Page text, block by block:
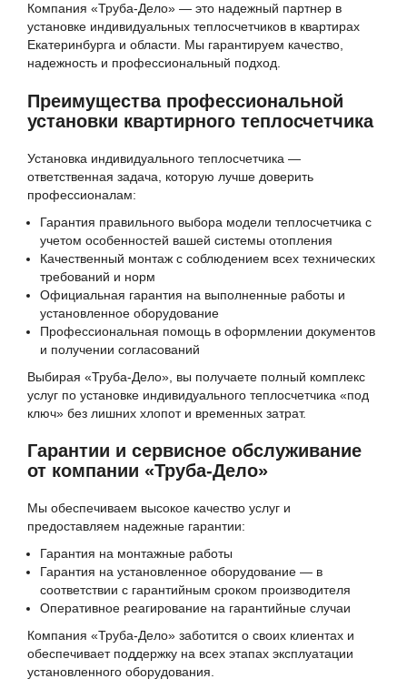
Компания «Труба-Дело» — это надежный партнер в
установке индивидуальных теплосчетчиков в квартирах
Екатеринбурга и области. Мы гарантируем качество,
надежность и профессиональный подход.
Преимущества профессиональной
установки квартирного теплосчетчика
Установка индивидуального теплосчетчика —
ответственная задача, которую лучше доверить
профессионалам:
Гарантия правильного выбора модели теплосчетчика с
учетом особенностей вашей системы отопления
Качественный монтаж с соблюдением всех технических
требований и норм
Официальная гарантия на выполненные работы и
установленное оборудование
Профессиональная помощь в оформлении документов
и получении согласований
Выбирая «Труба-Дело», вы получаете полный комплекс
услуг по установке индивидуального теплосчетчика «под
ключ» без лишних хлопот и временных затрат.
Гарантии и сервисное обслуживание
от компании «Труба-Дело»
Мы обеспечиваем высокое качество услуг и
предоставляем надежные гарантии:
Гарантия на монтажные работы
Гарантия на установленное оборудование — в
соответствии с гарантийным сроком производителя
Оперативное реагирование на гарантийные случаи
Компания «Труба-Дело» заботится о своих клиентах и
обеспечивает поддержку на всех этапах эксплуатации
установленного оборудования.